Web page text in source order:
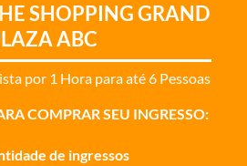
SHOPPING GRAND
ABC
por 1 Hora para até 6 Pessoas
COMPRAR SEU INGRESSO:
de ingressos